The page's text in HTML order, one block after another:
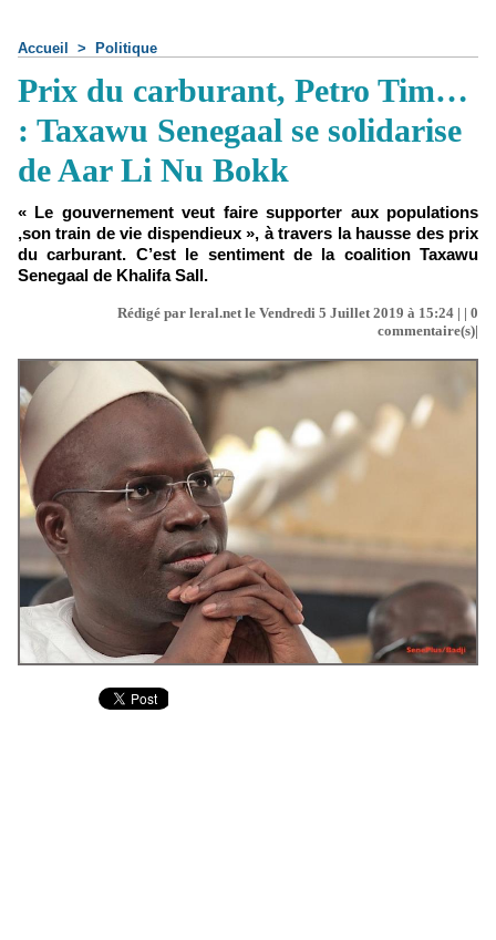
Accueil > Politique
Prix du carburant, Petro Tim…
: Taxawu Senegaal se solidarise
de Aar Li Nu Bokk
« Le gouvernement veut faire supporter aux populations
,son train de vie dispendieux », à travers la hausse des prix
du carburant. C’est le sentiment de la coalition Taxawu
Senegaal de Khalifa Sall.
Rédigé par leral.net le Vendredi 5 Juillet 2019 à 15:24 | | 0
commentaire(s)|